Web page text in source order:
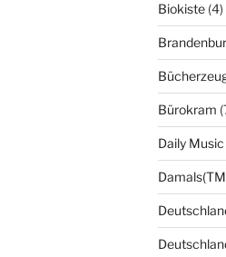
Biokiste(4)
Bürokram
Daily Music